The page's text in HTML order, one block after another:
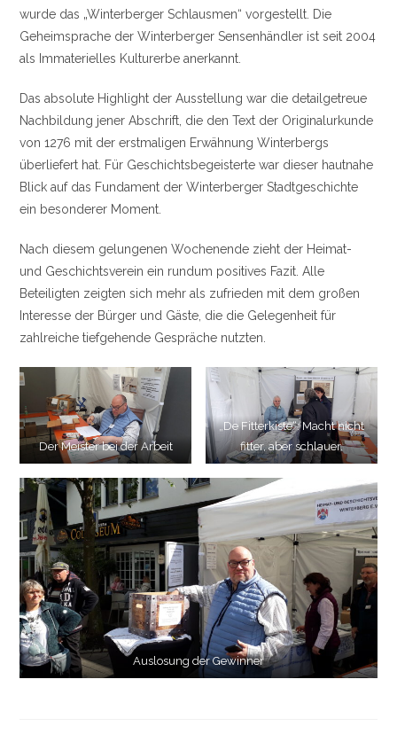
wurde das „Winterberger Schlausmen“ vorgestellt. Die
Geheimsprache der Winterberger Sensenhändler ist seit 2004
als Immaterielles Kulturerbe anerkannt.
Das absolute Highlight der Ausstellung war die detailgetreue
Nachbildung jener Abschrift, die den Text der Originalurkunde
von 1276 mit der erstmaligen Erwähnung Winterbergs
überliefert hat. Für Geschichtsbegeisterte war dieser hautnahe
Blick auf das Fundament der Winterberger Stadtgeschichte
ein besonderer Moment.
Nach diesem gelungenen Wochenende zieht der Heimat-
und Geschichtsverein ein rundum positives Fazit. Alle
Beteiligten zeigten sich mehr als zufrieden mit dem großen
Interesse der Bürger und Gäste, die die Gelegenheit für
zahlreiche tiefgehende Gespräche nutzten.
Der Meister bei der Arbeit
„De Fitterkiste“: Macht nicht
fitter, aber schlauer.
Auslosung der Gewinner